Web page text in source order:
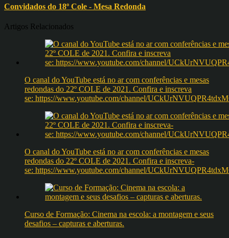
Convidados do 18º Cole - Mesa Redonda
Artigos Relacionados
O canal do YouTube está no ar com conferências e mesas
redondas do 22º COLE de 2021. Confira e inscreva
se: https://www.youtube.com/channel/
O canal do YouTube está no ar com conferências e mesas
redondas do 22º COLE de 2021. Confira e inscreva-
se: https://www.youtube.com/channel/
Curso de Formação: Cinema na escola: a montagem e seus
desafios – capturas e aberturas.